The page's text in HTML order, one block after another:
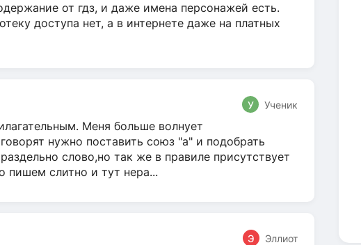
от гдз, и даже имена персонажей есть.
доступа нет, а в интернете даже на платных
У Ученик
Меня больше волнует
нужно поставить союз "а" и подобрать
слово,но так же в правиле присутствует
пишем слитно и тут нера...
Э Эллиот